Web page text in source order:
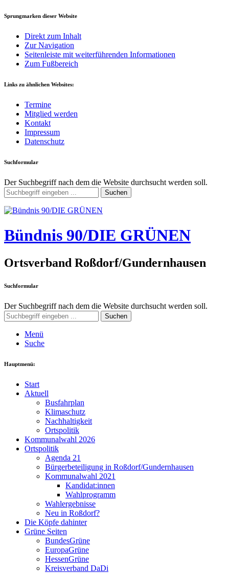
Sprungmarken dieser Website
Direkt zum Inhalt
Zur Navigation
Seitenleiste mit weiterführenden Informationen
Zum Fußbereich
Links zu ähnlichen Websites:
Termine
Mitglied werden
Kontakt
Impressum
Datenschutz
Suchformular
Der Suchbegriff nach dem die Website durchsucht werden soll.
Suchen
Bündnis 90/DIE GRÜNEN
Ortsverband Roßdorf/Gundernhausen
Suchformular
Der Suchbegriff nach dem die Website durchsucht werden soll.
Suchen
Menü
Suche
Hauptmenü:
Start
Aktuell
Busfahrplan
Klimaschutz
Nachhaltigkeit
Ortspolitik
Kommunalwahl 2026
Ortspolitik
Agenda 21
Bürgerbeteiligung in Roßdorf/Gundernhausen
Kommunalwahl 2021
Kandidat:innen
Wahlprogramm
Wahlergebnisse
Neu in Roßdorf?
Die Köpfe dahinter
Grüne Seiten
BundesGrüne
EuropaGrüne
HessenGrüne
Kreisverband DaDi